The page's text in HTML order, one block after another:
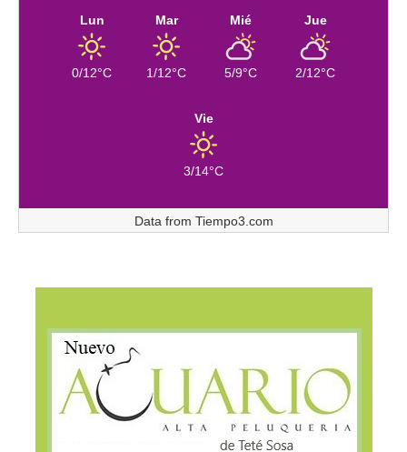
Lun
0/12°C
Mar
1/12°C
Mié
5/9°C
Jue
2/12°C
Vie
3/14°C
Data from Tiempo3.com